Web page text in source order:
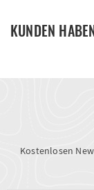
KUNDEN
Kostenlosen